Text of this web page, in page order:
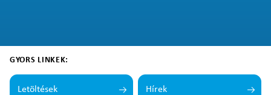
GYORS LINKEK:
Letöltések Hírek